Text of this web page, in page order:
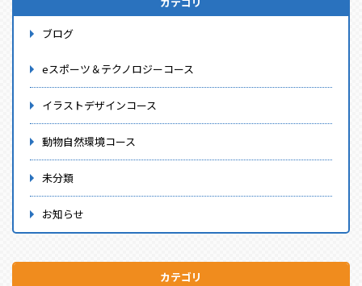
ブログ
eスポーツ＆テクノロジーコース
イラストデザインコース
動物自然環境コース
未分類
お知らせ
カテゴリ